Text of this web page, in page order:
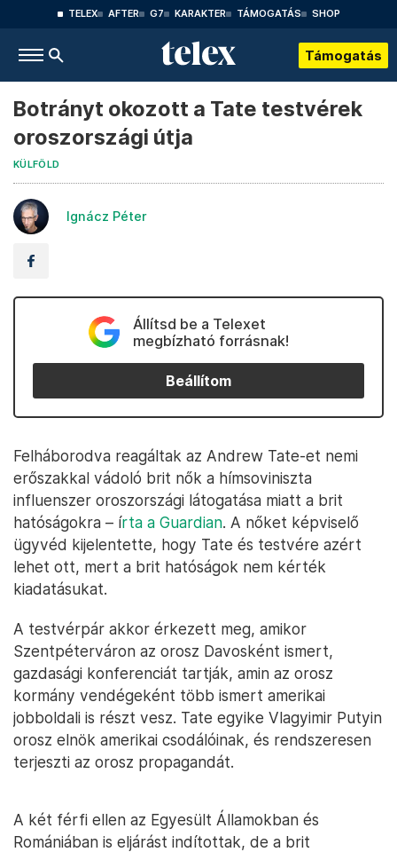
TELEX AFTER G7 KARAKTER TÁMOGATÁS SHOP
Támogatás
Botrányt okozott a Tate testvérek
oroszországi útja
KÜLFÖLD
Ignácz Péter
Állítsd be a Telexet
megbízható forrásnak!
Beállítom
Felháborodva reagáltak az Andrew Tate-et nemi
erőszakkal vádoló brit nők a hímsoviniszta
influenszer oroszországi látogatása miatt a brit
hatóságokra – írta a Guardian. A nőket képviselő
ügyvéd kijelentette, hogy Tate és testvére azért
lehet ott, mert a brit hatóságok nem kérték
kiadatásukat.
A testvérpár akkor érkezett meg, amikor
Szentpéterváron az orosz Davosként ismert,
gazdasági konferenciát tartják, amin az orosz
kormány vendégeként több ismert amerikai
jobboldali is részt vesz. Tate egyike Vlagyimir Putyin
orosz elnök amerikai csodálóinak, és rendszeresen
terjeszti az orosz propagandát.
A két férfi ellen az Egyesült Államokban és
Romániában is eljárást indítottak, de a brit